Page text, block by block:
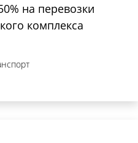
на перевозки
комплекса